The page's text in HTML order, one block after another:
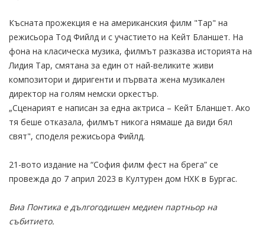
Късната прожекция е на американския филм "Тар" на
режисьора Тод Фийлд и с участието на Кейт Бланшет. На
фона на класическа музика, филмът разказва историята на
Лидия Тар, смятана за един от най-великите живи
композитори и диригенти и първата жена музикален
директор на голям немски оркестър.
„Сценарият е написан за една актриса – Кейт Бланшет. Ако
тя беше отказала, филмът никога нямаше да види бял
свят", споделя режисьора Фийлд.
21-вото издание на “София филм фест на брега” се
провежда до 7 април 2023 в Културен дом НХК в Бургас.
Виа Понтика е дългогодишен медиен партньор на
събитието.